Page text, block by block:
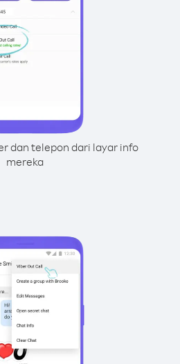
dan telepon dari layar info
mereka